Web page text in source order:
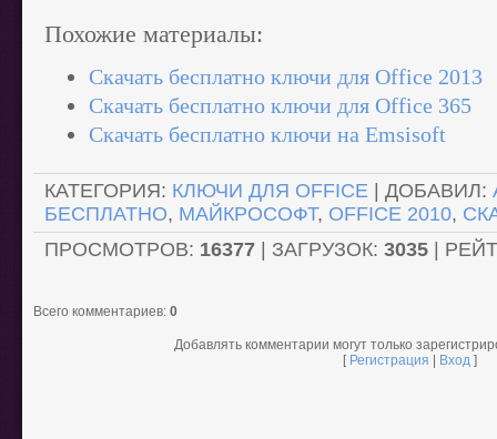
Похожие материалы:
Скачать бесплатно ключи для Office 2013
Скачать бесплатно ключи для Office 365
Скачать бесплатно ключи на Emsisoft
КАТЕГОРИЯ: КЛЮЧИ ДЛЯ OFFICE ДОБАВИЛ:
БЕСПЛАТНО, МАЙКРОСОФТ, OFFICE 2010,
ПРОСМОТРОВ: 16377 ЗАГРУЗОК: 3035
Всего комментариев: 0
Добавлять комментарии могут только
[ Регистрация Вход ]